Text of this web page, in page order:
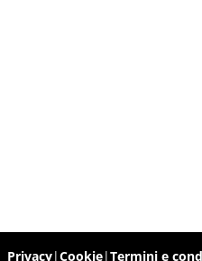
Privacy|Cookie|Termini e